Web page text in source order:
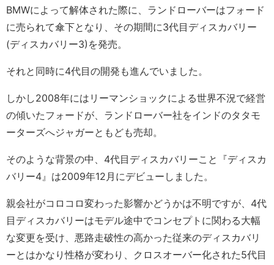
BMWによって解体された際に、ランドローバーはフォード
に売られて傘下となり、その期間に3代目ディスカバリー
(ディスカバリー3)を発売。
それと同時に4代目の開発も進んでいました。
しかし2008年にはリーマンショックによる世界不況で経営
の傾いたフォードが、ランドローバー社をインドのタタモ
ーターズへジャガーともども売却。
そのような背景の中、4代目ディスカバリーこと『ディスカ
バリー4』は2009年12月にデビューしました。
親会社がコロコロ変わった影響かどうかは不明ですが、4代
目ディスカバリーはモデル途中でコンセプトに関わる大幅
な変更を受け、悪路走破性の高かった従来のディスカバリ
ーとはかなり性格が変わり、クロスオーバー化された5代目